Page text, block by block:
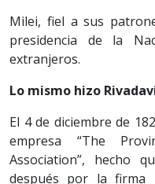
Milei, fiel a sus
presidencia de la
extranjeros.
Lo mismo hizo
El 4 de diciembre de
empresa “The
Association”, hecho
después por la firma